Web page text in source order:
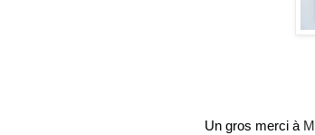
Un gros merci à